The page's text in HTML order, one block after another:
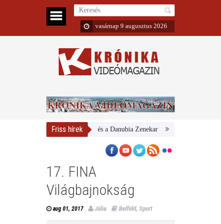
vasárnap 9 augusztus 2026
Friss hírek
Magyar Nemzeti Galéria és a Danubia Zenekar Bemutatta 2024/25-ös
17. FINA
Világbajnokság
aug 01, 2017 Júlia Belföld, Sport